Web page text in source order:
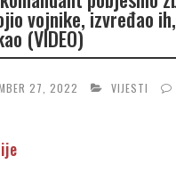
vojnike, izvređao
(VIDEO)
27, 2022 VIJESTI